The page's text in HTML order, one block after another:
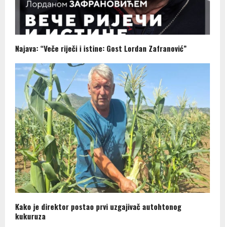
Najava: “Veče riječi i istine: Gost Lordan Zafranović”
Kako je direktor postao prvi uzgajivač autohtonog
kukuruza